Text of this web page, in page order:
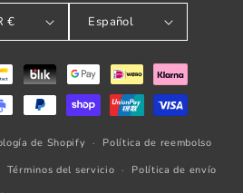
España | EUR € Español
de Shopify
Política de reembolso
Términos del servicio
Política de envío